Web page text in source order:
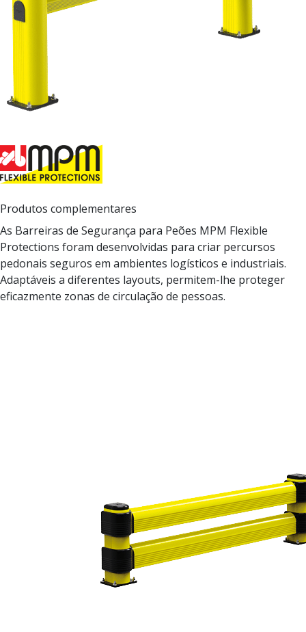
Produtos complementares
As Barreiras de Segurança para Peões MPM Flexible
Protections foram desenvolvidas para criar percursos
pedonais seguros em ambientes logísticos e industriais.
Adaptáveis a diferentes layouts, permitem-lhe proteger
eficazmente zonas de circulação de pessoas.